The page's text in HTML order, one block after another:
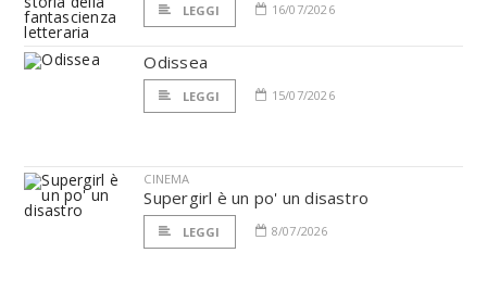
LEGGI 16/07/2026
Odissea
LEGGI 15/07/2026
CINEMA
Supergirl è un po' un disastro
LEGGI 8/07/2026